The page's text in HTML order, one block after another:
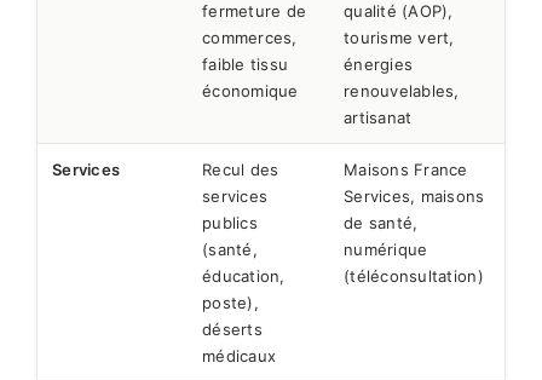
fermeture de
commerces,
faible tissu
économique
qualité (AOP),
tourisme vert,
énergies
renouvelables,
artisanat
Services
Recul des
services
publics
(santé,
éducation,
poste),
déserts
médicaux
Maisons France
Services, maisons
de santé,
numérique
(téléconsultation)